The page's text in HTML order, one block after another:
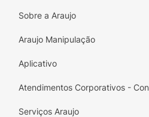
Sobre a Araujo
Araujo Manipulação
Aplicativo
Atendimentos Corporativos -
Serviços Araujo